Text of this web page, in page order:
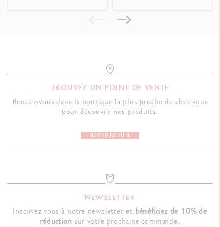
TROUVEZ UN POINT DE VENTE
Rendez-vous dans la boutique la plus proche de chez vous
pour découvrir nos produits.
RECHERCHER
NEWSLETTER
Inscrivez-vous à notre newsletter et bénéficiez de 10% de
réduction sur votre prochaine commande.